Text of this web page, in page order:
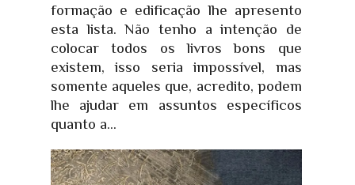
formação e edificação lhe apresento
esta lista. Não tenho a intenção de
colocar todos os livros bons que
existem, isso seria impossível, mas
somente aqueles que, acredito, podem
lhe ajudar em assuntos específicos
quanto a...